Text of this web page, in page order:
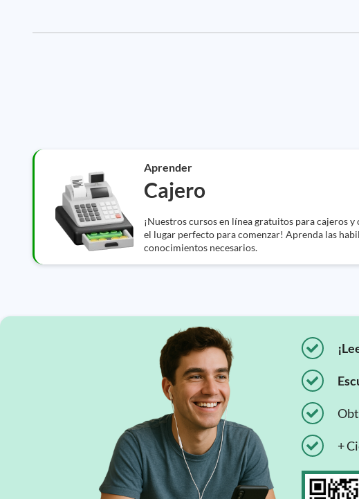
Aprender
Cajero
¡Nuestros cursos en línea gratuitos para cajeros y
el lugar perfecto para comenzar! Aprenda las
conocimientos necesarios.
+